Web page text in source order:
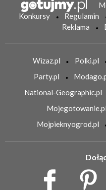
Konkursy
Regulamin
Reklama
Wizaz.pl Polki.pl
Party.pl
National-Geographic.pl
Mojegotowanie.pl
Mojpieknyogrod.pl